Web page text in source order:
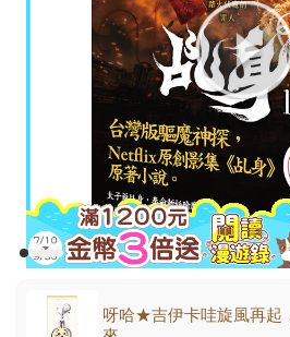
呀哈★吉伊卡哇旋風再起